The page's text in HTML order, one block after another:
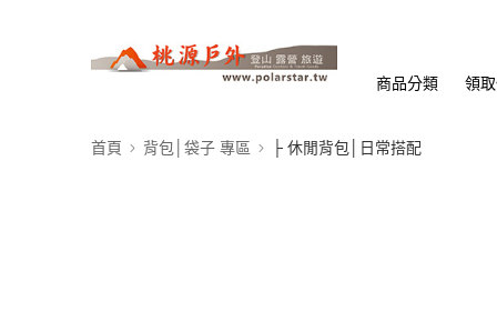
商品分類 領
首頁 背包│袋子 專區 ├ 休閒背包│日常搭配